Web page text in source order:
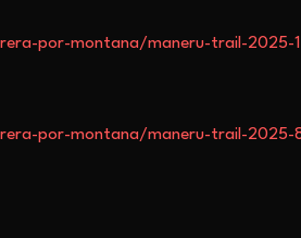
por-montana/maneru-trail-2025-
por-montana/maneru-trail-2025-